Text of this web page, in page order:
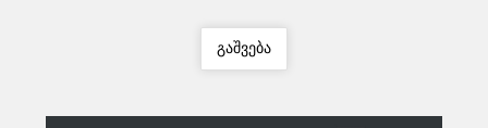
გაშვება